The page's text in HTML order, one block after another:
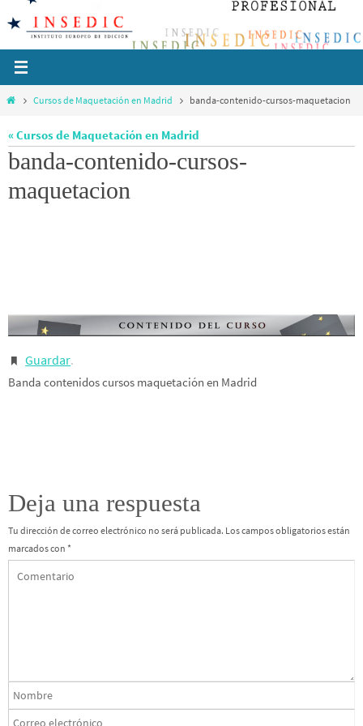
contenido
InicioCursos de Maquetación en Madrid banda-contenido-cursos-maquetacion
« Cursos de Maquetación en Madrid
banda-contenido-cursos-
maquetacion
Guardar.
Banda contenidos cursos maquetación en Madrid
Deja una respuesta
Tu dirección de correo electrónico no será publicada. Los campos obligatorios están
marcados con *